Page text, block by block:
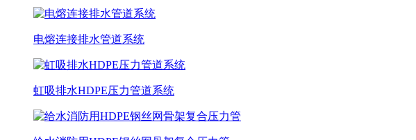
电熔连接排水管道系统
虹吸排水HDPE压力管道系统